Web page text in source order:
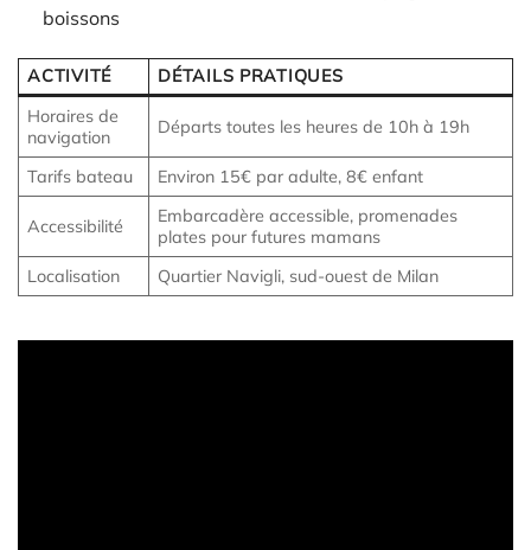
boissons
ACTIVITÉ
DÉTAILS PRATIQUES
Horaires de
navigation
Départs toutes les heures de 10h à 19h
Tarifs bateau Environ 15€ par adulte, 8€ enfant
Accessibilité
Embarcadère accessible, promenades
plates pour futures mamans
Localisation
Quartier Navigli, sud-ouest de Milan